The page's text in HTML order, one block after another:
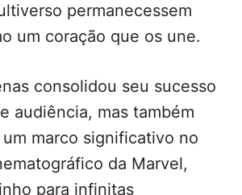
permanecessem
um coração que os une.
consolidou seu sucesso
audiência, mas também
marco significativo no
da Marvel,
para infinitas